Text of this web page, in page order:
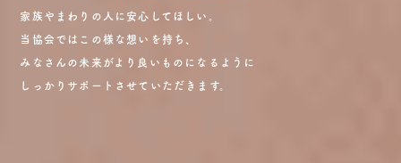
家族やまわりの人に安心してほしい。
当協会ではこの様な想いを持ち、
みなさんの未来がより良いものになるように
しっかりサポートさせていただきます。